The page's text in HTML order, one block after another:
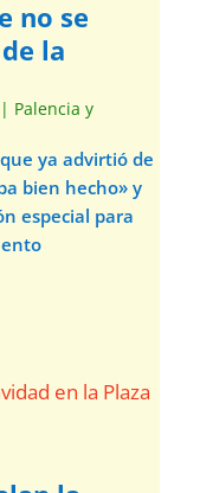
no se
la
Palencia y
ya advirtió de
bien hecho» y
especial para